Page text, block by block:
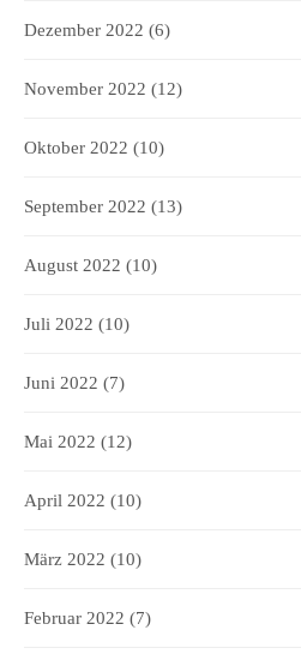
Dezember 2022 (6)
November 2022 (12)
Oktober 2022 (10)
September 2022 (13)
August 2022 (10)
Juli 2022 (10)
Juni 2022 (7)
Mai 2022 (12)
April 2022 (10)
März 2022 (10)
Februar 2022 (7)